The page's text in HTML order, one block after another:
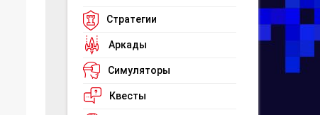
Стратегии
Аркады
Симуляторы
Квесты